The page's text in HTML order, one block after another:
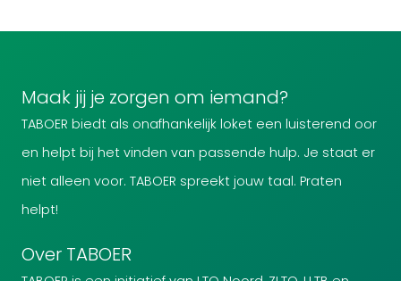
Maak jij je zorgen om iemand?
TABOER biedt als onafhankelijk loket een luisterend oor
en helpt bij het vinden van passende hulp. Je staat er
niet alleen voor. TABOER spreekt jouw taal. Praten
helpt!
Over TABOER